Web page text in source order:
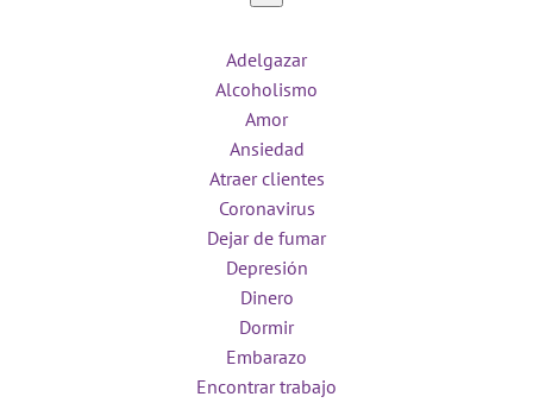
Adelgazar
Alcoholismo
Amor
Ansiedad
Atraer clientes
Coronavirus
Dejar de fumar
Depresión
Dinero
Dormir
Embarazo
Encontrar trabajo